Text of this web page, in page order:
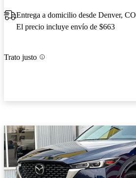
Entrega a domicilio desde Denver, CO
El precio incluye envío de $663
Trato justo